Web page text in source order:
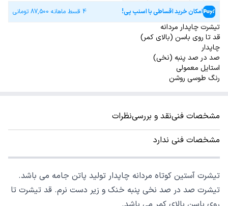
امکان خرید اقساطی با اسنپ پی! 4 قسط ماهانه 87,500 تومانی
تیشرت چاپدار مردانه
قد تا روی باسن (بالای کمر)
چاپدار
صد در صد پنبه (نخی)
استایل معمولی
رنگ طوسی روشن
مشخصات فنینقد و بررسینظرات
مشخصات فنی ندارد
تیشرت آستین کوتاه مردانه چاپدار تولید پاتن جامه می باشد.
تیشرت صد در صد نخی پنبه خنک و زیر دست نرم. قد تیشرت تا